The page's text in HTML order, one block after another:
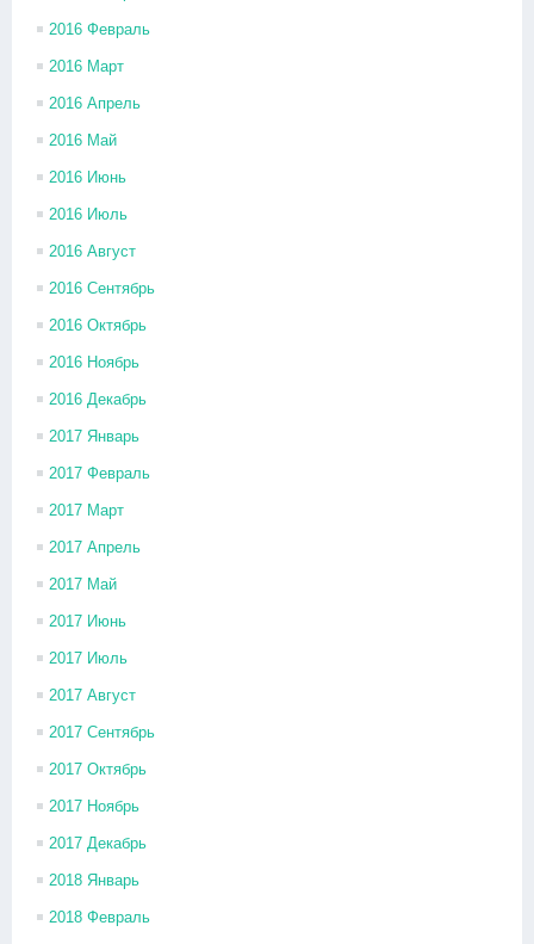
2016 Февраль
2016 Март
2016 Апрель
2016 Май
2016 Июнь
2016 Июль
2016 Август
2016 Сентябрь
2016 Октябрь
2016 Ноябрь
2016 Декабрь
2017 Январь
2017 Февраль
2017 Март
2017 Апрель
2017 Май
2017 Июнь
2017 Июль
2017 Август
2017 Сентябрь
2017 Октябрь
2017 Ноябрь
2017 Декабрь
2018 Январь
2018 Февраль